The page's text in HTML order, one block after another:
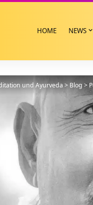
HOME NEWS
und Ayurveda>Blog >